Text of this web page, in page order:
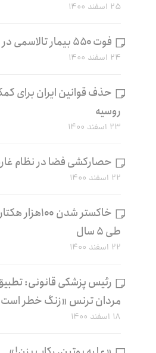
۲۵ اسفند ۱۴۰۰
فوت ۵۵۰ بیمار تالاسمی در سه سال اخیر
۲۴ اسفند ۱۴۰۰
حذف قوانین ایران برای
روسیه
۲۳ اسفند ۱۴۰۰
حصارکشی فضا در نظام
۲۲ اسفند ۱۴۰۰
خاکستر شدن
طی ۵ سال
۲۲ اسفند ۱۴۰۰
رئیس پزشکی قانونی:
مردان ترنس «زنگ خطر
۱۸ اسفند ۱۴۰۰